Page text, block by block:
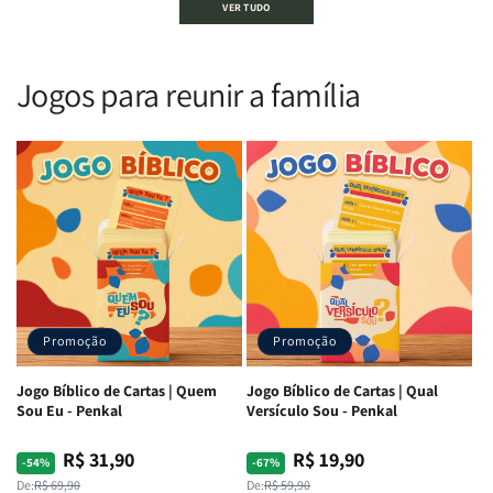
Almeida
Letra
Média
Full
Color
Brochura
Rei
Leão
Almeida
Letra
Média
&amp;
Full
Color
|
Brochura
|
Rei
Leão
PPM
|
|
Full
Color
Capa
Dura
Harpa
|
-
Cruz
Laranja
|
Full
Color
|
Capa
Dura
Harpa
|
-
Cruz
Laranja
VER TUDO
Jogos para reunir a família
Promoção
Jogo Bíblico de Cartas | Quem
Sou Eu - Penkal
-54%
Preço
De:R$ 69,90
PreçoR$ 31,90
Promoção
Jogo Bíblico de Cartas | Qual
Versículo Sou - Penkal
-67%
Preço
De:R$ 59,90
PreçoR$ 19,90